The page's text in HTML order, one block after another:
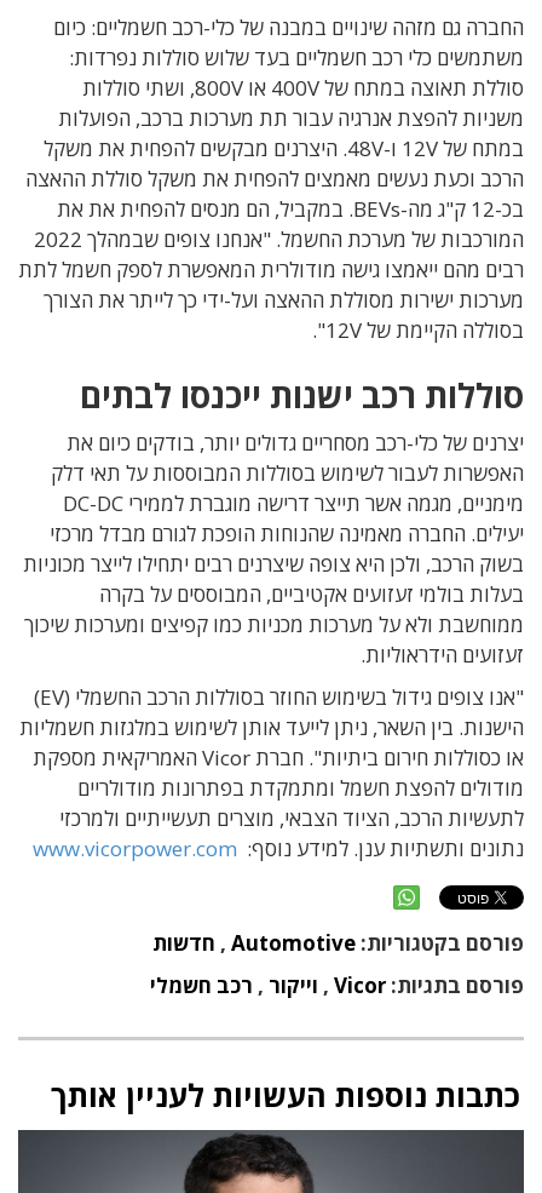
החברה גם מזהה שינויים במבנה של כלי-רכב חשמליים: כיום
משתמשים כלי רכב חשמליים בעד שלוש סוללות נפרדות:
סוללת תאוצה במתח של 400V או 800V, ושתי סוללות
משניות להפצת אנרגיה עבור תת מערכות ברכב, הפועלות
במתח של 12V ו-48V. היצרנים מבקשים להפחית את משקל
הרכב וכעת נעשים מאמצים להפחית את משקל סוללת ההאצה
בכ-12 ק"ג מה-BEVs. במקביל, הם מנסים להפחית את את
המורכבות של מערכת החשמל. "אנחנו צופים שבמהלך 2022
רבים מהם ייאמצו גישה מודולרית המאפשרת לספק חשמל לתת
מערכות ישירות מסוללת ההאצה ועל-ידי כך לייתר את הצורך
בסוללה הקיימת של 12V".
סוללות רכב ישנות ייכנסו לבתים
יצרנים של כלי-רכב מסחריים גדולים יותר, בודקים כיום את
האפשרות לעבור לשימוש בסוללות המבוססות על תאי דלק
מימניים, מגמה אשר תייצר דרישה מוגברת לממירי DC-DC
יעילים. החברה מאמינה שהנוחות הופכת לגורם מבדל מרכזי
בשוק הרכב, ולכן היא צופה שיצרנים רבים יתחילו לייצר מכוניות
בעלות בולמי זעזועים אקטיביים, המבוססים על בקרה
ממוחשבת ולא על מערכות מכניות כמו קפיצים ומערכות שיכוך
זעזועים הידראוליות.
"אנו צופים גידול בשימוש החוזר בסוללות הרכב החשמלי (EV)
הישנות. בין השאר, ניתן לייעד אותן לשימוש במלגזות חשמליות
או כסוללות חירום ביתיות". חברת Vicor האמריקאית מספקת
מודולים להפצת חשמל ומתמקדת בפתרונות מודולריים
לתעשיות הרכב, הציוד הצבאי, מוצרים תעשייתיים ולמרכזי
נתונים ותשתיות ענן. למידע נוסף: www.vicorpower.com
פורסם בקטגוריות: Automotive
, חדשות
פורסם בתגיות: Vicor
, וייקור , רכב חשמלי
כתבות נוספות העשויות לעניין אותך